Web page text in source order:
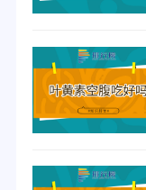
500强
500强